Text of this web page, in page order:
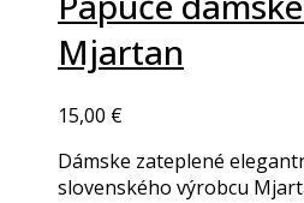
has
multiple
variants.
options
may
be
Mjartan
15,00 €
Dámske zateplené
slovenského výrobcu